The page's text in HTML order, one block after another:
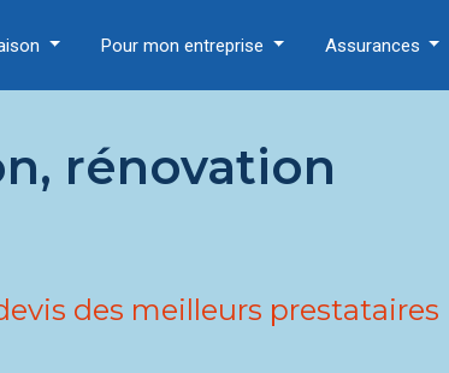
Pour mon entreprise Assurances
rénovation
des meilleurs prestataires